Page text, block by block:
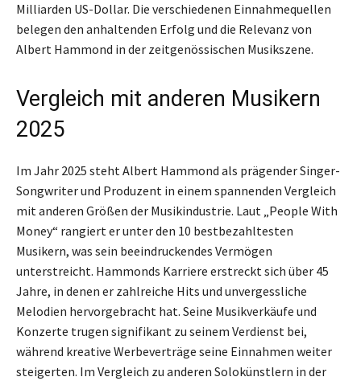
Milliarden US-Dollar. Die verschiedenen Einnahmequellen
belegen den anhaltenden Erfolg und die Relevanz von
Albert Hammond in der zeitgenössischen Musikszene.
Vergleich mit anderen Musikern
2025
Im Jahr 2025 steht Albert Hammond als prägender Singer-
Songwriter und Produzent in einem spannenden Vergleich
mit anderen Größen der Musikindustrie. Laut „People With
Money“ rangiert er unter den 10 bestbezahltesten
Musikern, was sein beeindruckendes Vermögen
unterstreicht. Hammonds Karriere erstreckt sich über 45
Jahre, in denen er zahlreiche Hits und unvergessliche
Melodien hervorgebracht hat. Seine Musikverkäufe und
Konzerte trugen signifikant zu seinem Verdienst bei,
während kreative Werbeverträge seine Einnahmen weiter
steigerten. Im Vergleich zu anderen Solokünstlern in der